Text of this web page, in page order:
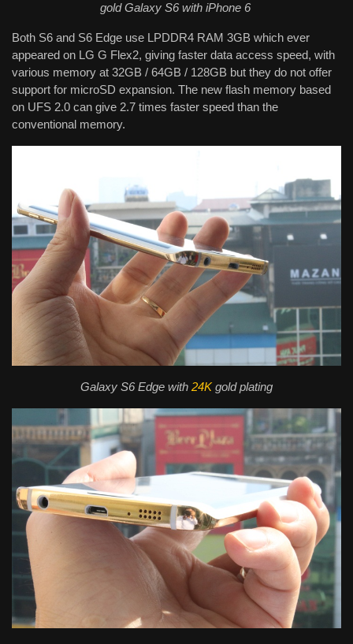
gold Galaxy S6 with iPhone 6
Both S6 and S6 Edge use LPDDR4 RAM 3GB which ever
appeared on LG G Flex2, giving faster data access speed, with
various memory at 32GB / 64GB / 128GB but they do not offer
support for microSD expansion. The new flash memory based
on UFS 2.0 can give 2.7 times faster speed than the
conventional memory.
Galaxy S6 Edge with 24Kgold plating